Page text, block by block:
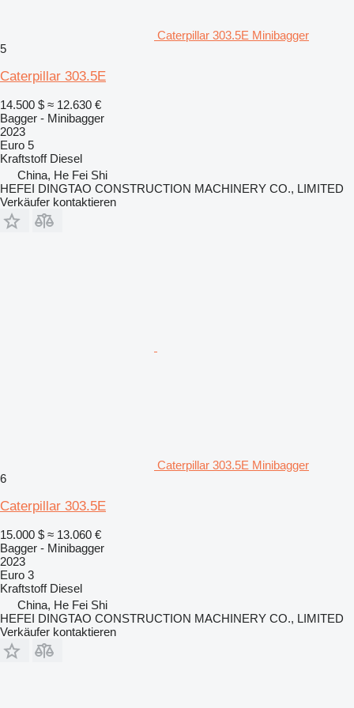
Caterpillar 303.5E Minibagger
5
Caterpillar 303.5E
14.500 $ ≈ 12.630 €
Bagger - Minibagger
2023
Euro 5
Kraftstoff Diesel
China, He Fei Shi
HEFEI DINGTAO CONSTRUCTION MACHINERY CO., LIMITED
Verkäufer kontaktieren
Caterpillar 303.5E Minibagger
6
Caterpillar 303.5E
15.000 $ ≈ 13.060 €
Bagger - Minibagger
2023
Euro 3
Kraftstoff Diesel
China, He Fei Shi
HEFEI DINGTAO CONSTRUCTION MACHINERY CO., LIMITED
Verkäufer kontaktieren